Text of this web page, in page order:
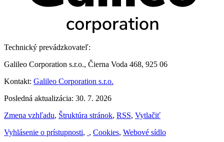
Technický prevádzkovateľ:
Galileo Corporation s.r.o., Čierna Voda 468, 925 06
Kontakt: Galileo Corporation s.r.o.
Posledná aktualizácia: 30. 7. 2026
Zmena vzhľadu, Štruktúra stránok, RSS, Vytlačiť
Vyhlásenie o prístupnosti, , Cookies, Webové sídlo